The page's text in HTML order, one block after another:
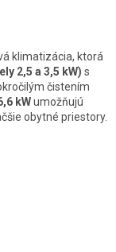
klimatizácia, ktorá
2,5 a 3,5 kW) s
čistením
kWumožňujú
obytné priestory.